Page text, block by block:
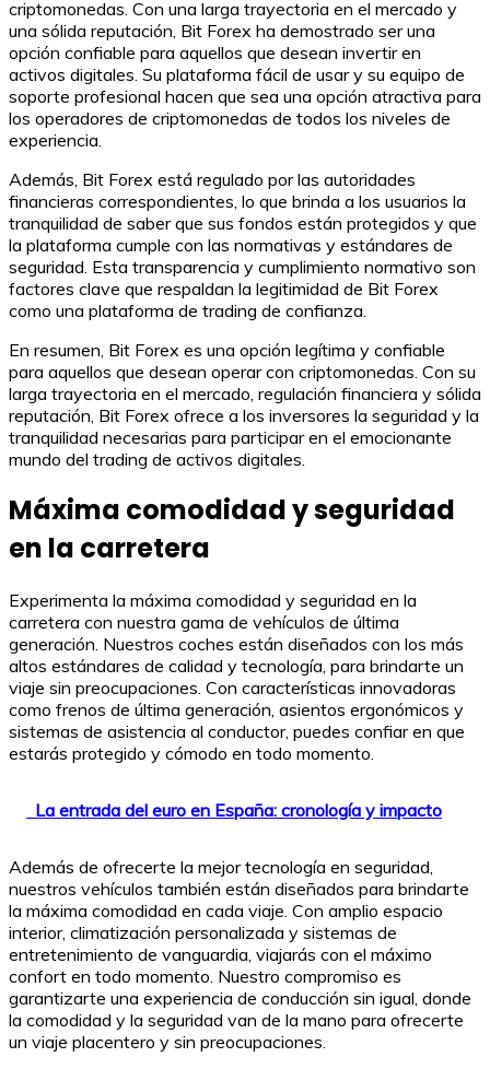
criptomonedas. Con una larga trayectoria en el mercado y
una sólida reputación, Bit Forex ha demostrado ser una
opción confiable para aquellos que desean invertir en
activos digitales. Su plataforma fácil de usar y su equipo de
soporte profesional hacen que sea una opción atractiva para
los operadores de criptomonedas de todos los niveles de
experiencia.
Además, Bit Forex está regulado por las autoridades
financieras correspondientes, lo que brinda a los usuarios la
tranquilidad de saber que sus fondos están protegidos y que
la plataforma cumple con las normativas y estándares de
seguridad. Esta transparencia y cumplimiento normativo son
factores clave que respaldan la legitimidad de Bit Forex
como una plataforma de trading de confianza.
En resumen, Bit Forex es una opción legítima y confiable
para aquellos que desean operar con criptomonedas. Con su
larga trayectoria en el mercado, regulación financiera y sólida
reputación, Bit Forex ofrece a los inversores la seguridad y la
tranquilidad necesarias para participar en el emocionante
mundo del trading de activos digitales.
Máxima comodidad y seguridad
en la carretera
Experimenta la máxima comodidad y seguridad en la
carretera con nuestra gama de vehículos de última
generación. Nuestros coches están diseñados con los más
altos estándares de calidad y tecnología, para brindarte un
viaje sin preocupaciones. Con características innovadoras
como frenos de última generación, asientos ergonómicos y
sistemas de asistencia al conductor, puedes confiar en que
estarás protegido y cómodo en todo momento.
La entrada del euro en España: cronología y impacto
Además de ofrecerte la mejor tecnología en seguridad,
nuestros vehículos también están diseñados para brindarte
la máxima comodidad en cada viaje. Con amplio espacio
interior, climatización personalizada y sistemas de
entretenimiento de vanguardia, viajarás con el máximo
confort en todo momento. Nuestro compromiso es
garantizarte una experiencia de conducción sin igual, donde
la comodidad y la seguridad van de la mano para ofrecerte
un viaje placentero y sin preocupaciones.